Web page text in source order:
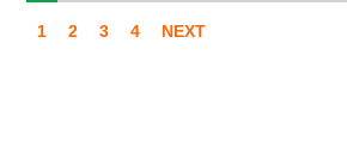
1 2 3 4 NEXT